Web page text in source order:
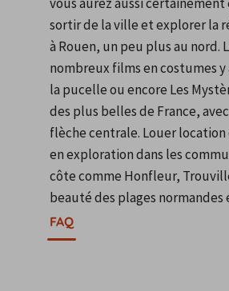
sortir de la ville et explorer la
à Rouen, un peu plus au
nombreux films en costumes
la pucelle ou encore Les
des plus belles de France,
flèche centrale. Louer
en exploration dans les
côte comme Honfleur,
beauté des plages normandes
FAQ